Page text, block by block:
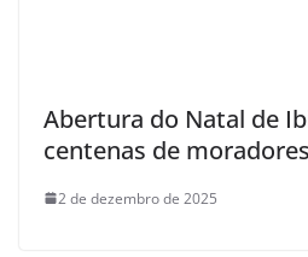
Abertura do Natal de
centenas de
2 de dezembro de 2025